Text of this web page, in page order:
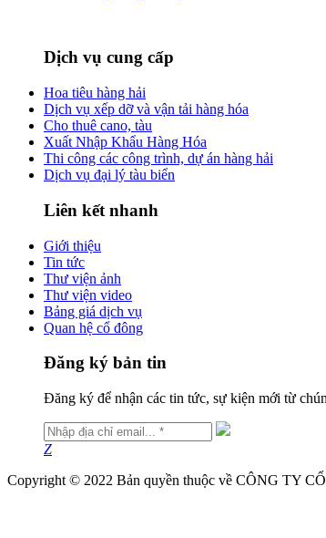
Dịch vụ cung cấp
Hoa tiêu hàng hải
Dịch vụ xếp dỡ và vận tải hàng hóa
Cho thuê cano, tàu
Xuất Nhập Khẩu Hàng Hóa
Thi công các công trình, dự án hàng hải
Dịch vụ đại lý tàu biển
Liên kết nhanh
Giới thiệu
Tin tức
Thư viện ảnh
Thư viện video
Bảng giá dịch vụ
Quan hệ cổ đông
Đăng ký bản tin
Đăng ký để nhận các tin tức, sự kiện mới từ
Z
Copyright © 2022 Bản quyền thuộc về CÔNG